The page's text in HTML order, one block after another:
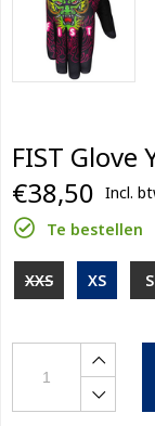
FIST Glove
€38,50 Incl.
Te bestellen
XXS XS S